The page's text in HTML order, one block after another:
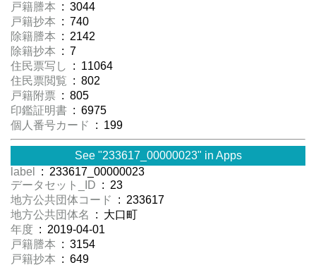
戸籍謄本 : 3044
戸籍抄本 : 740
除籍謄本 : 2142
除籍抄本 : 7
住民票写し
: 11064
住民票閲覧 : 802
戸籍附票 : 805
印鑑証明書 : 6975
個人番号カード
: 199
See "233617_00000023" in Apps
label
: 233617_00000023
データセット_ID : 23
地方公共団体コード
: 233617
地方公共団体名
: 大口町
年度 : 2019-04-01
戸籍謄本 : 3154
戸籍抄本 : 649